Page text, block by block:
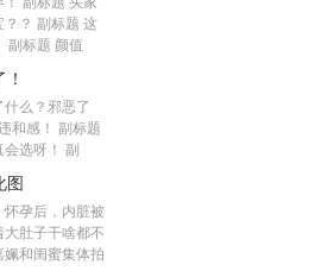
？ 副标题 这
副标题 颜值
么？邪恶了
和感！ 副标题
选呀！ 副
图
孕后，内脏被
肚子干啥都不
和闺蜜集体拍